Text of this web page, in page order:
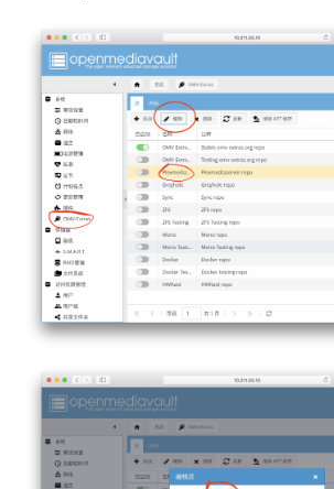
字帖生成
全历史
发现中国
世界货币
土木类资源下载
找建筑 土木资源
🔨工具
帮你百度
文件传输
文件传输 自建
文库下载